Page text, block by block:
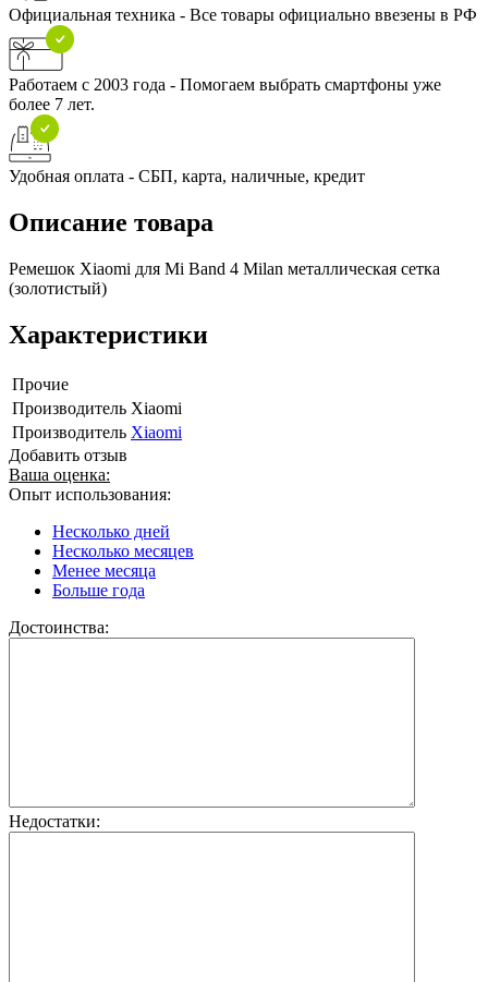
Официальная техника - Все товары официально ввезены в РФ
Работаем с 2003 года - Помогаем выбрать смартфоны уже
более 7 лет.
Удобная оплата - СБП, карта, наличные, кредит
Описание товара
Ремешок Xiaomi для Mi Band 4 Milan металлическая сетка
(золотистый)
Характеристики
Прочие
Производитель Xiaomi
Производитель Xiaomi
Добавить отзыв
Ваша оценка:
Опыт использования:
Несколько дней
Несколько месяцев
Менее месяца
Больше года
Достоинства:
Недостатки: